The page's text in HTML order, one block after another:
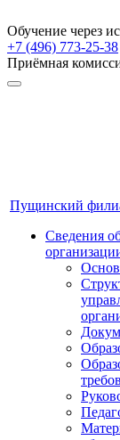
Обучение через
+7 (496) 773-25-38
Приёмная
Пущинский
Сведения